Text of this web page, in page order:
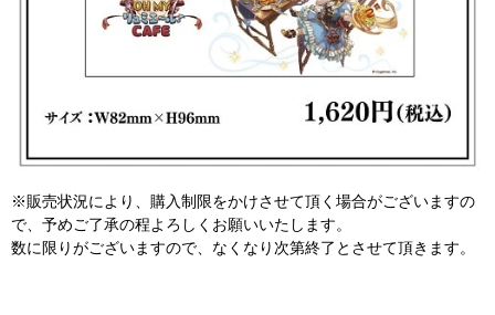
※販売状況により、購入制限をかけさせて頂く場合がございますの
で、予めご了承の程よろしくお願いいたします。
数に限りがございますので、なくなり次第終了とさせて頂きます。